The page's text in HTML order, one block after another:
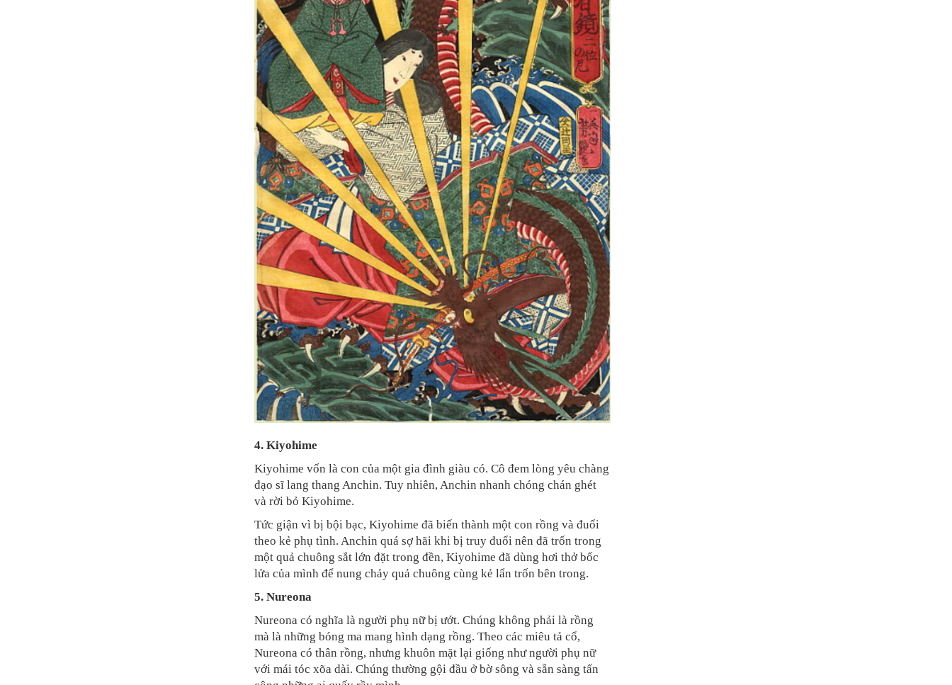
4. Kiyohime
Kiyohime vốn là con của một gia đình giàu có. Cô đem lòng yêu chàng
đạo sĩ lang thang Anchin. Tuy nhiên, Anchin nhanh chóng chán ghét
và rời bỏ Kiyohime.
Tức giận vì bị bội bạc, Kiyohime đã biến thành một con rồng và đuổi
theo kẻ phụ tình. Anchin quá sợ hãi khi bị truy đuổi nên đã trốn trong
một quả chuông sắt lớn đặt trong đền, Kiyohime đã dùng hơi thở bốc
lửa của mình để nung chảy quả chuông cùng kẻ lẩn trốn bên trong.
5. Nureona
Nureona có nghĩa là người phụ nữ bị ướt. Chúng không phải là rồng
mà là những bóng ma mang hình dạng rồng. Theo các miêu tả cổ,
Nureona có thân rồng, nhưng khuôn mặt lại giống như người phụ nữ
với mái tóc xõa dài. Chúng thường gội đầu ở bờ sông và sẵn sàng tấn